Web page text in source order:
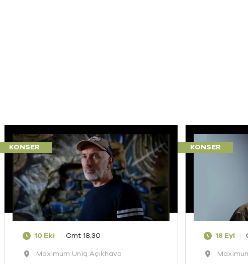
KONSER
10 Eki
Cmt 18:30
Maximum Uniq Açıkhava
KONSER
18 Eyl